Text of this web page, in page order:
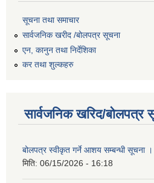
सूचना तथा समाचार
सार्वजनिक खरीद /बोलपत्र सूचना
एन, कानुन तथा निर्देशिका
कर तथा शुल्कहरु
सार्वजनिक खरिद/बोलपत्र
बोलपत्र स्वीकृत गर्ने आशय सम्बन्धी सूचना ।
मिति: 06/15/2026 - 16:18